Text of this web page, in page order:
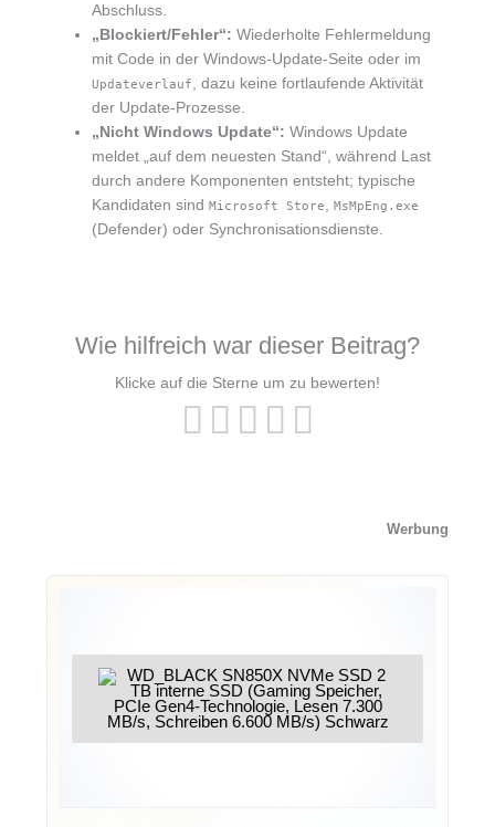
Abschluss.
„Blockiert/Fehler“: Wiederholte Fehlermeldung
mit Code in der Windows-Update-Seite oder im
Updateverlauf
, dazu keine fortlaufende Aktivität
der Update-Prozesse.
„Nicht Windows Update“: Windows Update
meldet „auf dem neuesten Stand“, während Last
durch andere Komponenten entsteht; typische
Kandidaten sind Microsoft Store MsMpEng.exe
(Defender) oder Synchronisationsdienste.
Wie hilfreich war dieser Beitrag?
Klicke auf die Sterne um zu bewerten!
Werbung